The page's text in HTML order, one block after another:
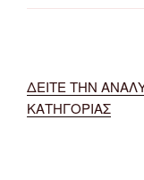
ΔΕΙΤΕ ΤΗΝ
ΚΑΤΗΓΟΡΙΑΣ